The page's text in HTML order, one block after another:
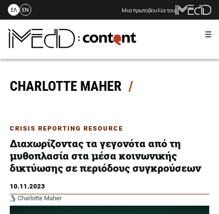
Skip
content
ΕΛ EN Μια πρωτοβουλία του
CHARLOTTE MAHER
CRISIS REPORTING RESOURCE
Διαχωρίζοντας τα γεγονότα από τη
μυθοπλασία στα μέσα κοινωνικής
δικτύωσης σε περιόδους συγκρούσεων
10.11.2023
Charlotte Maher